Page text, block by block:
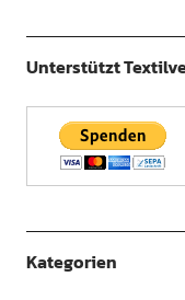
Unterstützt
Kategorien